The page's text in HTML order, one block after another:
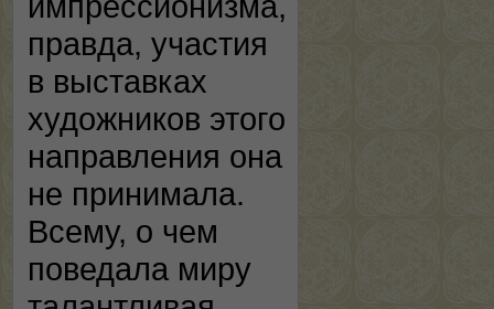
правда, участия
в выставках
художников этого
направления она
не принимала.
Всему, о чем
поведала миру